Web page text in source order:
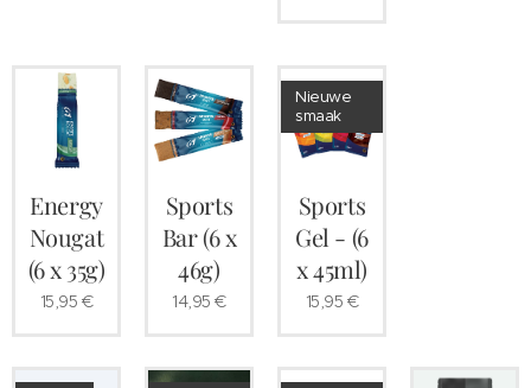
Energy
Nougat
(6 x 35g)
15,95 €
Sports
Bar (6 x
46g)
14,95 €
Sports
Gel - (6
x 45ml)
Nieuwe
smaak
15,95 €